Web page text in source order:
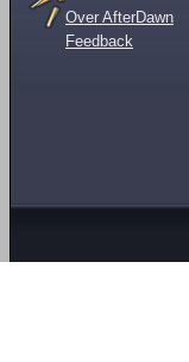
Over AfterDawn
Feedback